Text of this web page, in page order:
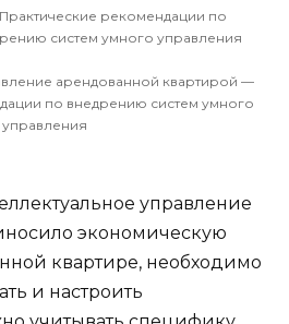
арендованной квартирой —
по внедрению систем умного
управления
управление
экономическую
квартире, необходимо
и настроить